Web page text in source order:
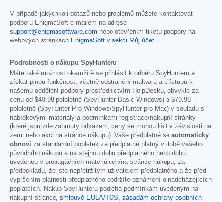
V případě jakýchkoli dotazů nebo problémů můžete kontaktovat
podporu EnigmaSoft e-mailem na adrese
support@enigmasoftware.com nebo otevřením tiketu podpory na
webových stránkách EnigmaSoft v sekci Můj účet
------
Podrobnosti o nákupu SpyHunteru
Máte také možnost okamžitě se přihlásit k odběru SpyHunteru a
získat plnou funkčnost, včetně odstranění malwaru a přístupu k
našemu oddělení podpory prostřednictvím HelpDesku, obvykle za
cenu od $49.98 pololetně (SpyHunter Basic Windows) a $79.98
pololetně (SpyHunter Pro Windows/SpyHunter pro Mac) v souladu s
nabídkovými materiály a podmínkami registrace/nákupní stránky
(které jsou zde zahrnuty odkazem; ceny se mohou lišit v závislosti na
zemi nebo akci na stránce nákupu). Vaše předplatné se automaticky
obnoví za standardní poplatek za předplatné platný v době vašeho
původního nákupu a na stejnou dobu předplatného nebo dobu
uvedenou v propagačních materiálech/na stránce nákupu, za
předpokladu, že jste nepřetržitým uživatelem předplatného a že před
vypršením platnosti předplatného obdržíte oznámení o nadcházejících
poplatcích. Nákup SpyHunteru podléhá podmínkám uvedeným na
nákupní stránce, smlouvě EULA/TOS
zásadám ochrany osobních